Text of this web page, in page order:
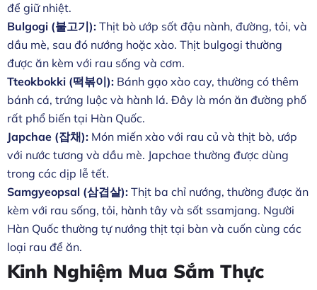
để giữ nhiệt.
Bulgogi (불고기): Thịt bò ướp sốt đậu nành, đường, tỏi, và
dầu mè, sau đó nướng hoặc xào. Thịt bulgogi thường
được ăn kèm với rau sống và cơm.
Tteokbokki (떡볶이): Bánh gạo xào cay, thường có thêm
bánh cá, trứng luộc và hành lá. Đây là món ăn đường phố
rất phổ biến tại Hàn Quốc.
Japchae (잡채): Món miến xào với rau củ và thịt bò, ướp
với nước tương và dầu mè. Japchae thường được dùng
trong các dịp lễ tết.
Samgyeopsal (삼겹살): Thịt ba chỉ nướng, thường được ăn
kèm với rau sống, tỏi, hành tây và sốt ssamjang. Người
Hàn Quốc thường tự nướng thịt tại bàn và cuốn cùng các
loại rau để ăn.
Kinh Nghiệm Mua Sắm Thực